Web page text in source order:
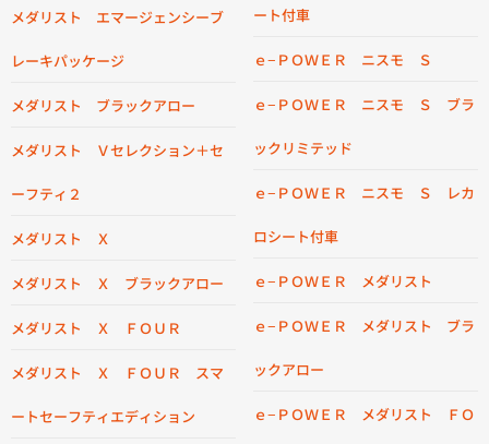
メダリスト エマージェンシーブ
レーキパッケージ
メダリスト ブラックアロー
メダリスト Ｖセレクション＋セ
ーフティ２
メダリスト Ｘ
メダリスト Ｘ ブラックアロー
メダリスト Ｘ ＦＯＵＲ
メダリスト Ｘ ＦＯＵＲ スマ
ートセーフティエディション
ート付車
ｅ−ＰＯＷＥＲ ニスモ Ｓ
ｅ−ＰＯＷＥＲ ニスモ Ｓ ブラ
ックリミテッド
ｅ−ＰＯＷＥＲ ニスモ Ｓ レカ
ロシート付車
ｅ−ＰＯＷＥＲ メダリスト
ｅ−ＰＯＷＥＲ メダリスト ブラ
ックアロー
ｅ−ＰＯＷＥＲ メダリスト ＦＯ